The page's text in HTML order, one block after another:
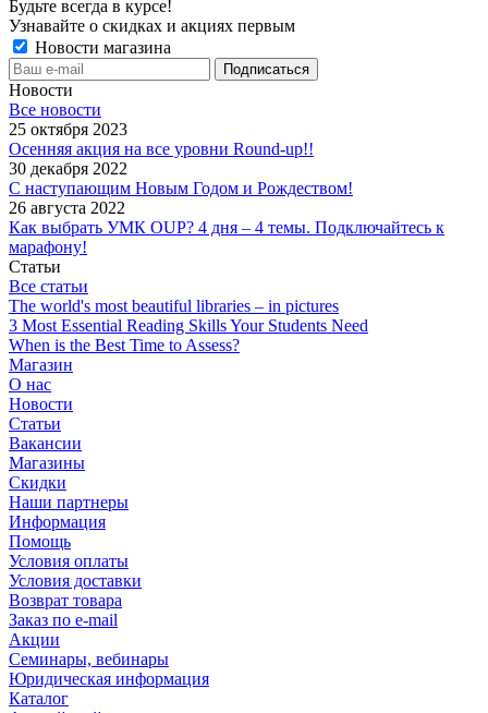
Будьте всегда в курсе!
Узнавайте о скидках и акциях первым
Новости магазина
Новости
Все новости
25 октября 2023
Осенняя акция на все уровни Round-up!!
30 декабря 2022
С наступающим Новым Годом и Рождеством!
26 августа 2022
Как выбрать УМК OUP? 4 дня – 4 темы. Подключайтесь к
марафону!
Статьи
Все статьи
The world's most beautiful libraries – in pictures
3 Most Essential Reading Skills Your Students Need
When is the Best Time to Assess?
Магазин
О нас
Новости
Статьи
Вакансии
Магазины
Скидки
Наши партнеры
Информация
Помощь
Условия оплаты
Условия доставки
Возврат товара
Заказ по e-mail
Акции
Семинары, вебинары
Юридическая информация
Каталог